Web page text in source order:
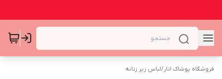
فروشگاه پوشاک انار/لباس زیر زنانه